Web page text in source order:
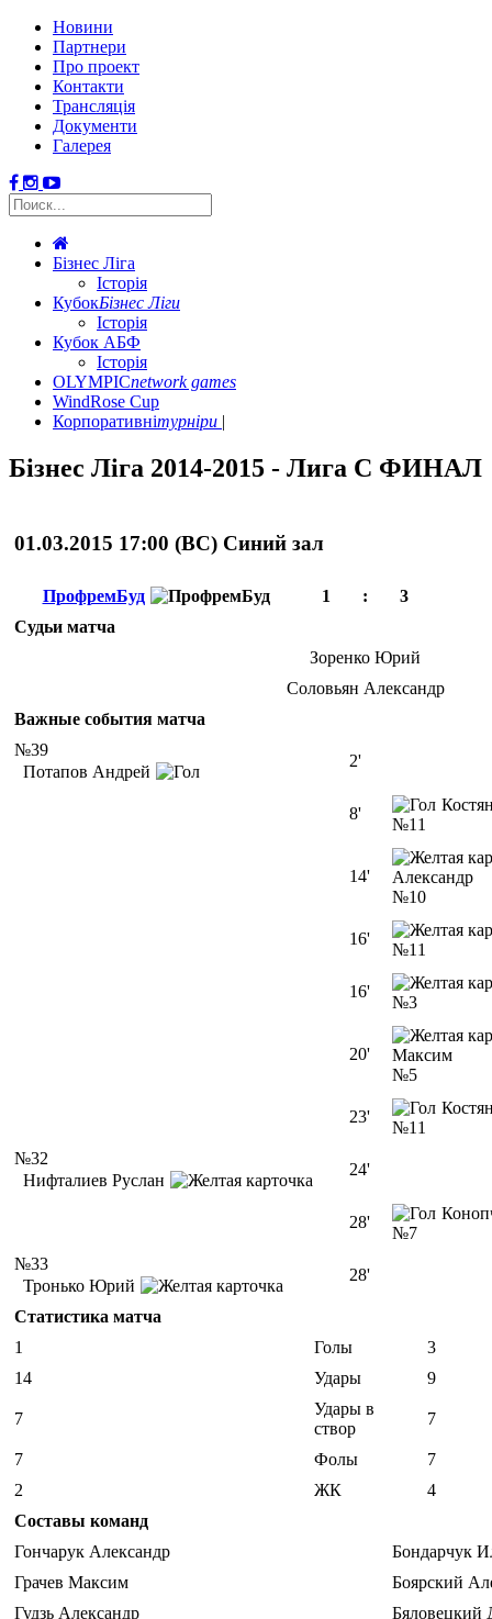
Новини
Партнери
Про проект
Контакти
Трансляція
Документи
Галерея
Бізнес Ліга
Історія
КубокБізнес Ліги
Історія
Кубок АБФ
Історія
OLYMPICnetwork games
WindRose Cup
Корпоративнітурніри
Бізнес Ліга 2014-2015 - Лига С ФИНАЛ
01.03.2015 17:00 (ВС) Cиний зал
ПрофремБуд 1 :
3
Судьи матча
Зоренко Юрий
Соловьян Александр
Важные события матча
№39
Потапов Андрей
2'
8'
№11
14'
Александр
№10
16'
№11
16'
№3
20'
Максим
№5
23'
№11
№32
Нифталиев Руслан
24'
28'
№7
№33
Тронько Юрий
28'
Статистика матча
1
Голы
3
14
Удары 9
7
Удары в
створ
7
7 Фолы
7
2
ЖК
4
Составы команд
Гончарук Александр
Бондарчук
Грачев Максим
Боярский
Гудзь Александр
Бяловецкий